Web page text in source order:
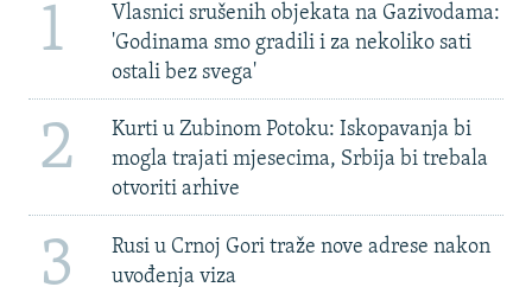
1
Vlasnici srušenih objekata na Gazivodama:
'Godinama smo gradili i za nekoliko sati
ostali bez svega'
2
Kurti u Zubinom Potoku: Iskopavanja bi
mogla trajati mjesecima, Srbija bi trebala
otvoriti arhive
3
Rusi u Crnoj Gori traže nove adrese nakon
uvođenja viza